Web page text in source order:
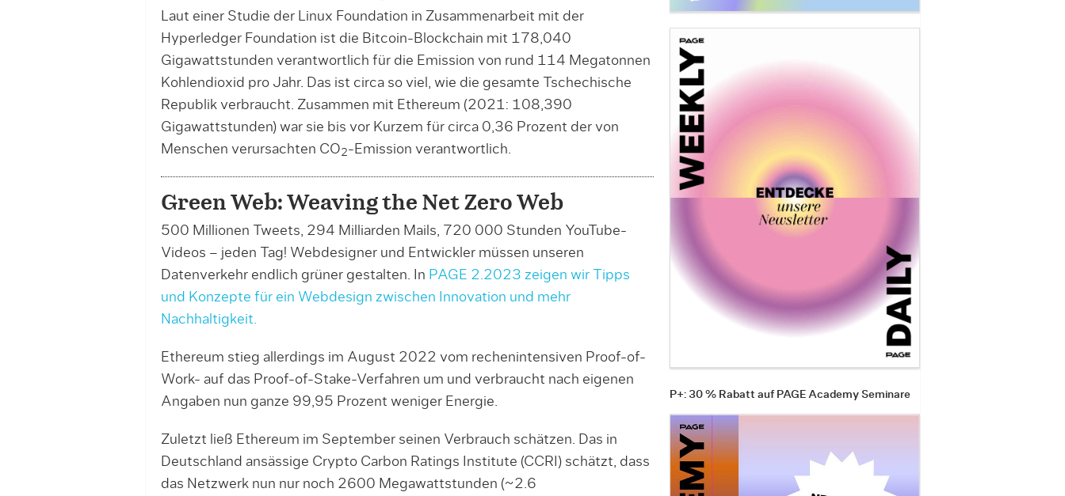
Laut einer Studie der Linux Foundation in Zusammenarbeit mit der
Hyperledger Foundation ist die Bitcoin-Blockchain mit 178,040
Gigawattstunden verantwortlich für die Emission von rund 114 Megatonnen
Kohlendioxid pro Jahr. Das ist circa so viel, wie die gesamte Tschechische
Republik verbraucht. Zusammen mit Ethereum (2021: 108,390
Gigawattstunden) war sie bis vor Kurzem für circa 0,36 Prozent der von
Menschen verursachten CO2-Emission verantwortlich.
Green Web: Weaving the Net Zero Web
500 Millionen Tweets, 294 Milliarden Mails, 720 000 Stunden YouTube-
Videos – jeden Tag! Webdesigner und Entwickler müssen unseren
Datenverkehr endlich grüner gestalten. In PAGE 2.2023 zeigen wir Tipps
und Konzepte für ein Webdesign zwischen Innovation und mehr
Nachhaltigkeit.
Ethereum stieg allerdings im August 2022 vom rechenintensiven Proof-of-
Work- auf das Proof-of-Stake-Verfahren um und verbraucht nach eigenen
Angaben nun ganze 99,95 Prozent weniger Energie.
Zuletzt ließ Ethereum im September seinen Verbrauch schätzen. Das in
Deutschland ansässige Crypto Carbon Ratings Institute (CCRI) schätzt, dass
das Netzwerk nun nur noch 2600 Megawattstunden (~2.6
P+: 30 % Rabatt auf PAGE Academy Seminare